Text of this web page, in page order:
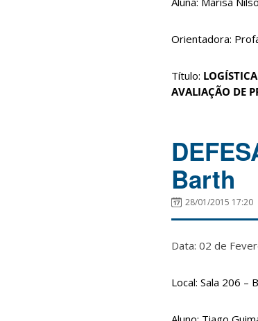
Orientadora:
Título:
AVALIAÇÃO DE
Barth
28/01/2015 17:20
Data: 02 de
Local: Sala 206 –